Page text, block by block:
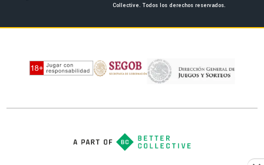
La fecha en la que saldrán los uniformes del